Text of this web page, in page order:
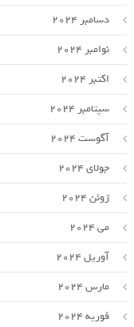
دسامبر 2024
نوامبر 2024
اکتبر 2024
سپتامبر 2024
آگوست 2024
جولای 2024
ژوئن 2024
می 2024
آوریل 2024
مارس 2024
فوریه 2024